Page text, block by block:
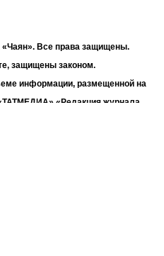
«Чаян». Все права защищены.
защищены законом.
информации, размещенной на
«Редакция журнала